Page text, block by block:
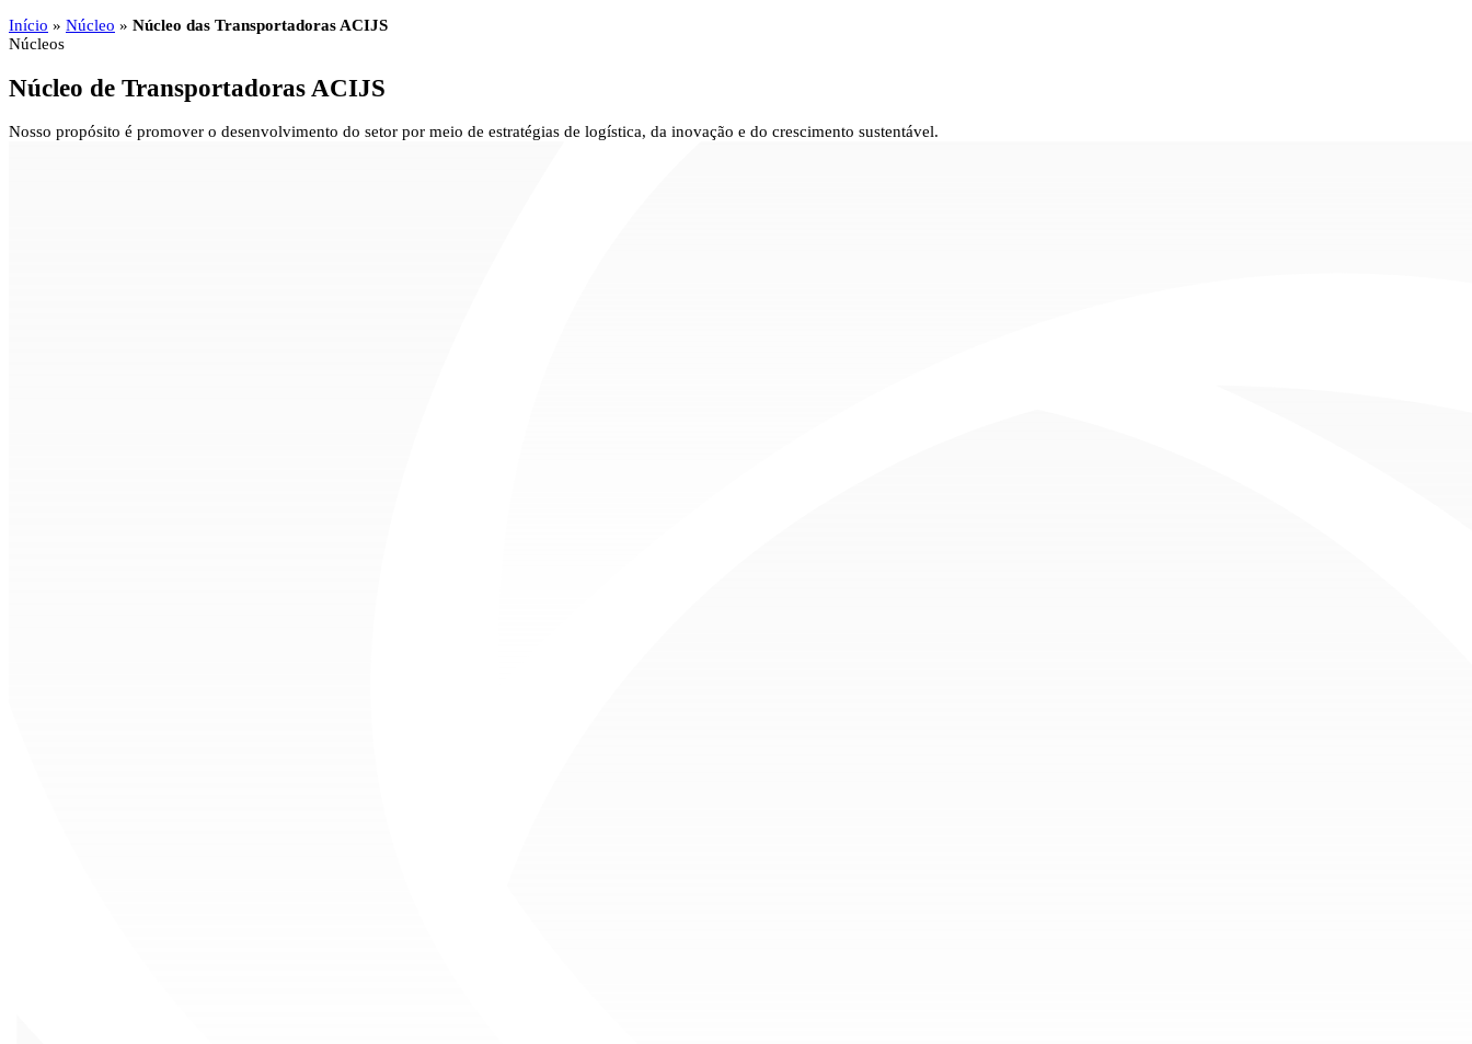
Início » Núcleo » Núcleo das Transportadoras ACIJS
Núcleos
Núcleo de Transportadoras ACIJS
Nosso propósito é promover o desenvolvimento do setor por meio de estratégias de logística, da inovação e do crescimento sustentável.